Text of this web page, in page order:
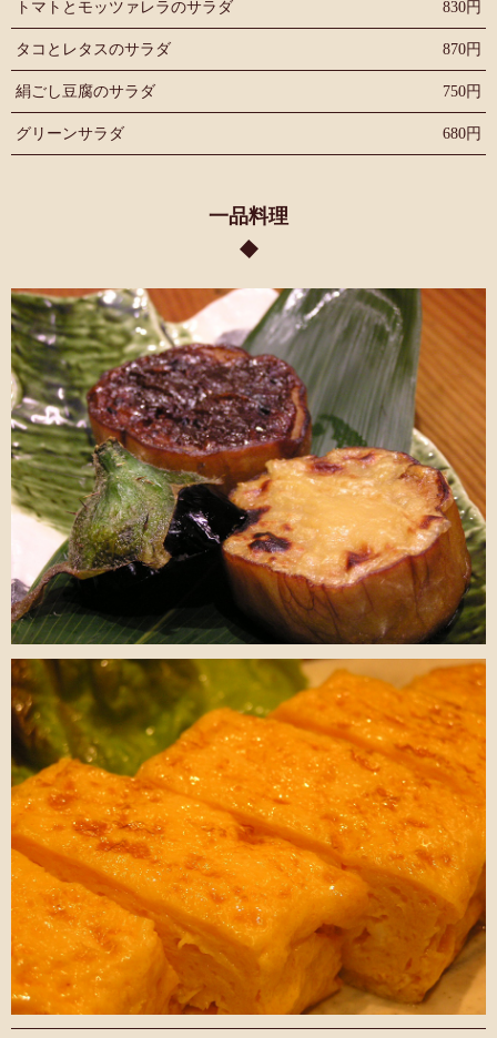
トマトとモッツァレラのサラダ 830円
タコとレタスのサラダ 870円
絹ごし豆腐のサラダ 750円
グリーンサラダ 680円
一品料理